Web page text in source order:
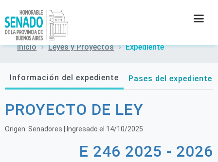
SECRETARÍAS
PRENSA
Inicio Leyes y Proyectos Expediente
Información del expediente Pases del expediente
PROYECTO DE LEY
Origen: Senadores | Ingresado el 14/10/2025
E 246 2025 - 2026